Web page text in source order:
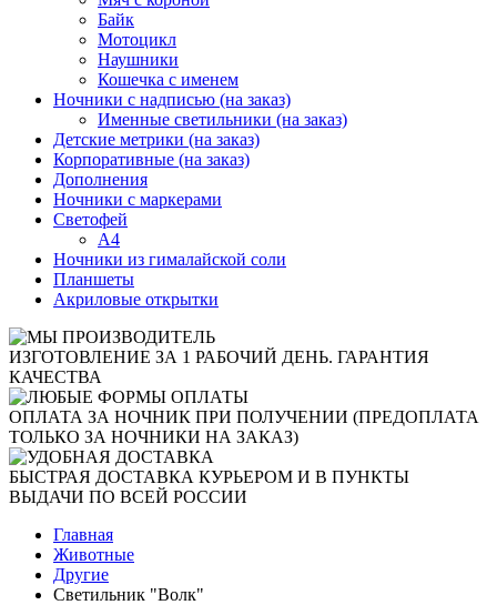
Байк
Мотоцикл
Наушники
Кошечка с именем
Ночники с надписью (на заказ)
Именные светильники (на заказ)
Детские метрики (на заказ)
Корпоративные (на заказ)
Дополнения
Ночники с маркерами
Светофей
А4
Ночники из гималайской соли
Планшеты
Акриловые открытки
ИЗГОТОВЛЕНИЕ ЗА 1 РАБОЧИЙ ДЕНЬ. ГАРАНТИЯ
КАЧЕСТВА
ОПЛАТА ЗА НОЧНИК ПРИ ПОЛУЧЕНИИ (ПРЕДОПЛАТА
ТОЛЬКО ЗА НОЧНИКИ НА ЗАКАЗ)
БЫСТРАЯ ДОСТАВКА КУРЬЕРОМ И В ПУНКТЫ
ВЫДАЧИ ПО ВСЕЙ РОССИИ
Главная
Животные
Другие
Светильник "Волк"